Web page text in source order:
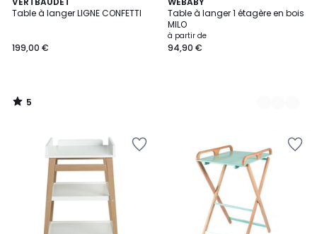
Table à langer LIGNE CONFETTI
199,00 €
/
5
/
Table à langer 1 étagère en bois
MILO
à partir de
94,90 €
2
Couleurs